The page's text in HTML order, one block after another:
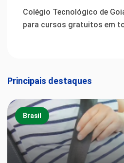
Colégio Tecnológico de
para cursos gratuitos em
Principais destaques
Brasil